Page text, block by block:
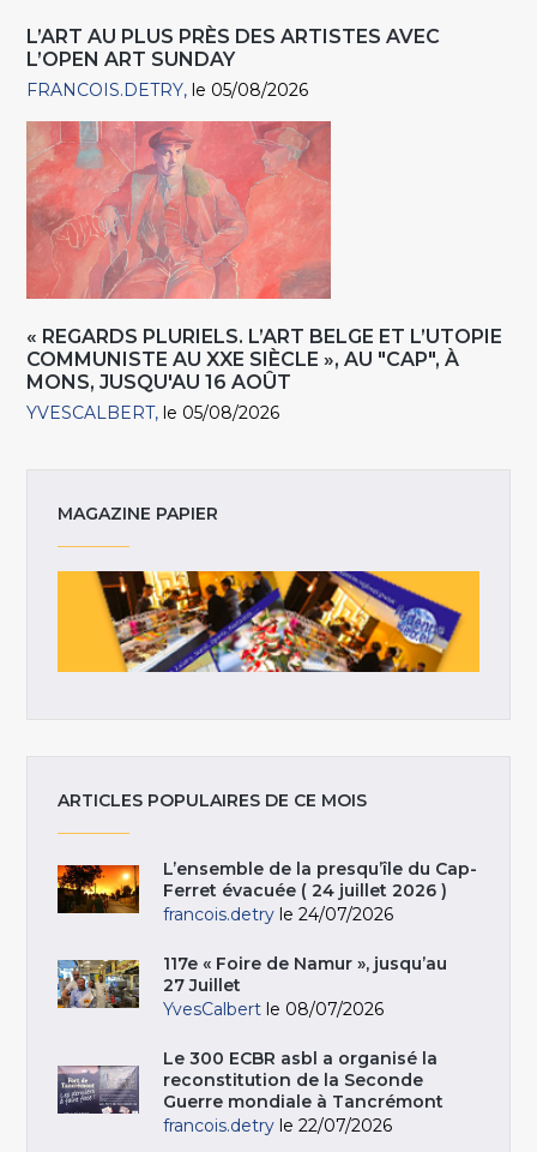
L’ART AU PLUS PRÈS DES ARTISTES AVEC
L’OPEN ART SUNDAY
FRANCOIS.DETRY le 05/08/2026
« REGARDS PLURIELS. L’ART BELGE ET L’UTOPIE
COMMUNISTE AU XXE SIÈCLE », AU "CAP", À
MONS, JUSQU'AU 16 AOÛT
YVESCALBERT le 05/08/2026
MAGAZINE PAPIER
ARTICLES POPULAIRES DE CE MOIS
L’ensemble de la presqu’île du Cap-
Ferret évacuée ( 24 juillet 2026 )
francois.detry le 24/07/2026
117e « Foire de Namur », jusqu’au
27 Juillet
YvesCalbert le 08/07/2026
Le 300 ECBR asbl a organisé la
reconstitution de la Seconde
Guerre mondiale à Tancrémont
francois.detry le 22/07/2026